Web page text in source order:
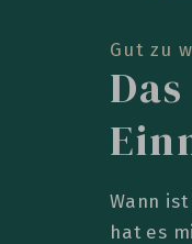
Gut zu
Wann
hat es